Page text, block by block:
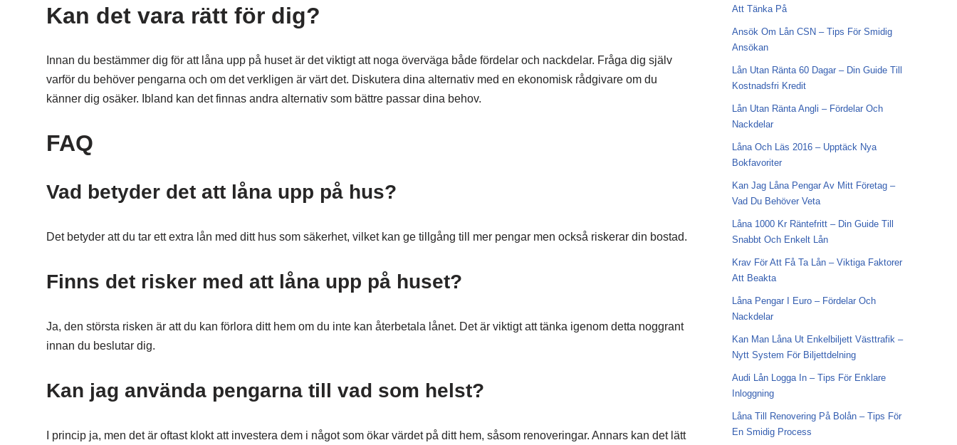
Kan det vara rätt för dig?
Innan du bestämmer dig för att låna upp på huset är det viktigt att noga överväga både fördelar och nackdelar. Fråga dig själv
varför du behöver pengarna och om det verkligen är värt det. Diskutera dina alternativ med en ekonomisk rådgivare om du
känner dig osäker. Ibland kan det finnas andra alternativ som bättre passar dina behov.
FAQ
Vad betyder det att låna upp på hus?
Det betyder att du tar ett extra lån med ditt hus som säkerhet, vilket kan ge tillgång till mer pengar men också riskerar din bostad.
Finns det risker med att låna upp på huset?
Ja, den största risken är att du kan förlora ditt hem om du inte kan återbetala lånet. Det är viktigt att tänka igenom detta noggrant
innan du beslutar dig.
Kan jag använda pengarna till vad som helst?
I princip ja, men det är oftast klokt att investera dem i något som ökar värdet på ditt hem, såsom renoveringar. Annars kan det lätt
Att Tänka På
Ansök Om Lån CSN – Tips För Smidig
Ansökan
Lån Utan Ränta 60 Dagar – Din Guide Till
Kostnadsfri Kredit
Lån Utan Ränta Angli – Fördelar Och
Nackdelar
Låna Och Läs 2016 – Upptäck Nya
Bokfavoriter
Kan Jag Låna Pengar Av Mitt Företag –
Vad Du Behöver Veta
Låna 1000 Kr Räntefritt – Din Guide Till
Snabbt Och Enkelt Lån
Krav För Att Få Ta Lån – Viktiga Faktorer
Att Beakta
Låna Pengar I Euro – Fördelar Och
Nackdelar
Kan Man Låna Ut Enkelbiljett Västtrafik –
Nytt System För Biljettdelning
Audi Lån Logga In – Tips För Enklare
Inloggning
Låna Till Renovering På Bolån – Tips För
En Smidig Process